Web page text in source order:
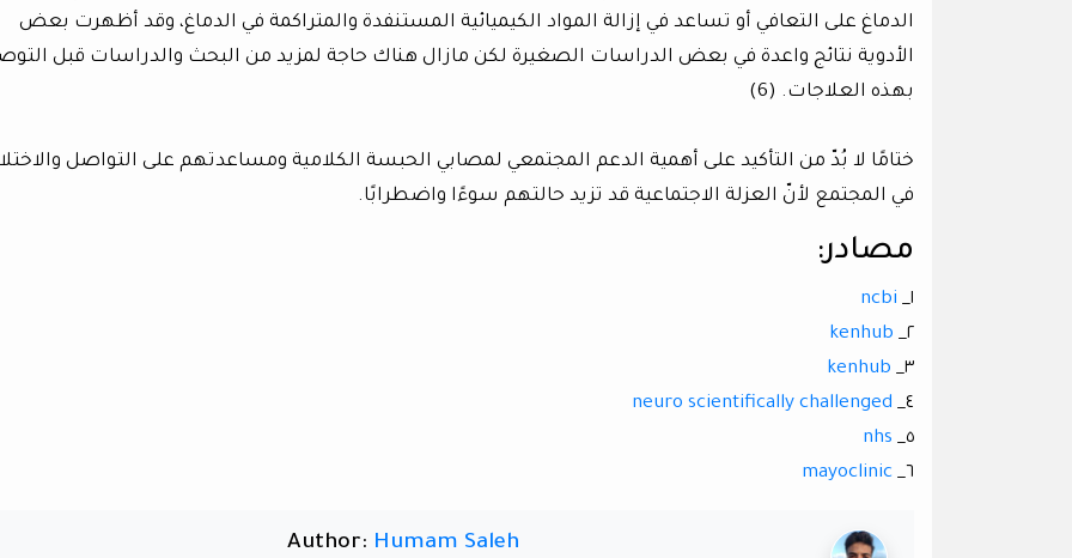
الدماغ على التعافي أو تساعد في إزالة المواد الكيميائية المستنفدة والمتراكمة في الدماغ، وقد أظهرت بعض
الأدوية نتائج واعدة في بعض الدراسات الصغيرة لكن مازال هناك حاجة لمزيد من البحث والدراسات قبل
بهذه العلاجات. (6)
ختامًا لا بُدّ من التأكيد على أهمية الدعم المجتمعي لمصابي الحبسة الكلامية ومساعدتهم على التواصل
في المجتمع لأنّ العزلة الاجتماعية قد تزيد حالتهم سوءًا واضطرابًا.
مصادر:
١_
ncbi
٢_
kenhub
٣_
kenhub
٤_
neuro scientifically challenged
٥_
nhs
٦_
mayoclinic
Author: Humam Saleh